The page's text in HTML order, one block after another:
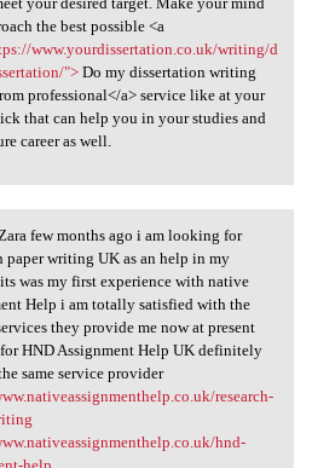
the best possible <a
www.yourdissertation.co.uk/writing/d
">Do my dissertation writing
professional</a> service like at your
that can help you in your studies and
career as well.
few months ago i
few months ago i am looking for
paper writing UK as an help in my
was my first experience with native
Help i am totally satisfied with the
they provide me now at present
HND Assignment Help UK definitely
same service provider
research-
hnd-